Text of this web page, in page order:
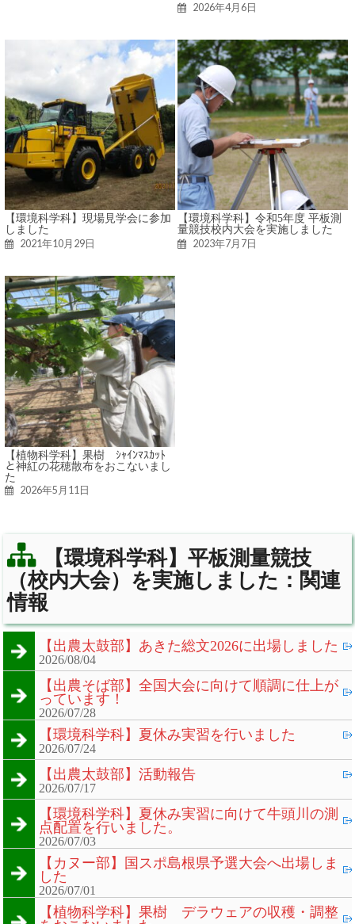
2026年4月6日
【環境科学科】現場見学会に参加
しました
2021年10月29日
【環境科学科】令和5年度 平板測
量競技校内大会を実施しました
2023年7月7日
【植物科学科】果樹 ｼｬｲﾝﾏｽｶｯﾄ
と神紅の花穂散布をおこないまし
た
2026年5月11日
【環境科学科】平板測量競技
（校内大会）を実施しました：関連
情報
【出農太鼓部】あきた総文2026に出場しました
2026/08/04
【出農そば部】全国大会に向けて順調に仕上が
っています！
2026/07/28
【環境科学科】夏休み実習を行いました
2026/07/24
【出農太鼓部】活動報告
2026/07/17
【環境科学科】夏休み実習に向けて牛頭川の測
点配置を行いました。
2026/07/03
【カヌー部】国スポ島根県予選大会へ出場しま
した
2026/07/01
【植物科学科】果樹 デラウェアの収穫・調整